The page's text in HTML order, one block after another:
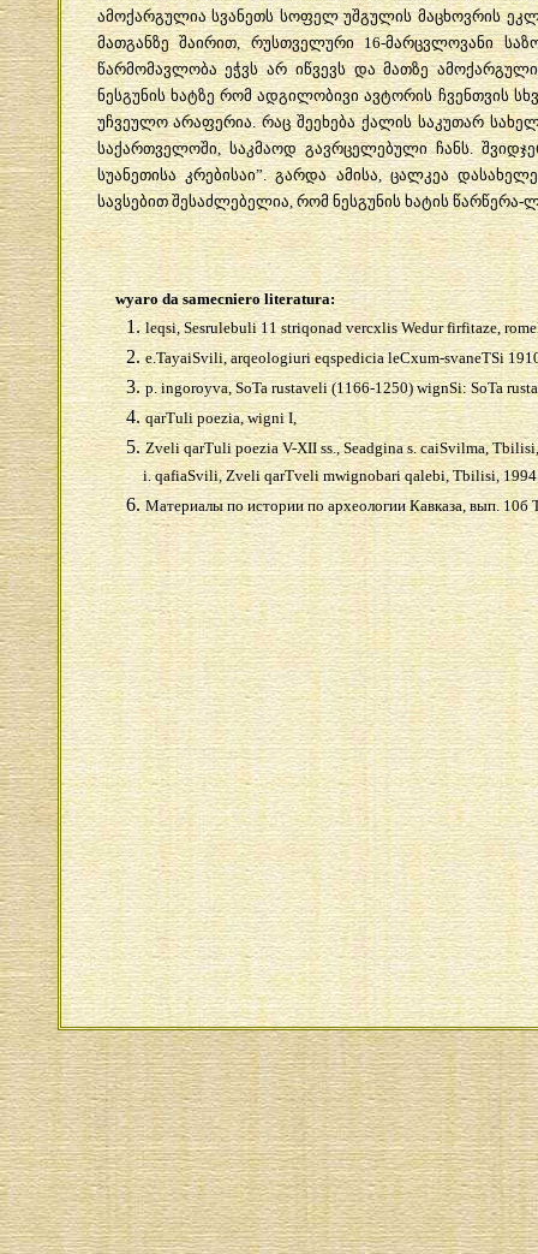
ამოქარგულია სვანეთს სოფელ უშგულის მაცხოვრის
მათგანზე შაირით, რუსთველური 16-მარცვლოვანი
წარმომავლობა ეჭვს არ იწვევს და მათზე
ნესგუნის ხატზე რომ ადგილობივი ავტორის ჩვენთვის
უჩვეულო არაფერია. რაც შეეხება ქალის საკუთარ
საქართველოში, საკმაოდ გავრცელებული ჩანს.
სუანეთისა კრებისაი”. გარდა ამისა, ცალკეა
სავსებით შესაძლებელია, რომ ნესგუნის ხატის
wyaro da samecniero literatura:
leqsi, Sesrulebuli 11 striqonad vercxlis Wedur firfitaze,
e.TayaiSvili, arqeologiuri eqspedicia leCxum-svaneTSi
p. ingoroyva, SoTa rustaveli (1166-1250) wignSi: SoTa
qarTuli poezia, wigni I,
Zveli qarTuli poezia V-XII ss., Seadgina s. caiSvilma,
i. qafiaSvili, Zveli qarTveli mwignobari qalebi, Tbilisi,
Материалы по истории по археологии Кавказа вып. 10б